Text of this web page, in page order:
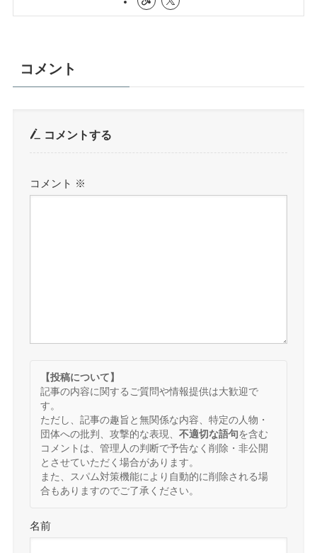
コメント
コメントする
コメント ※
【投稿について】
記事の内容に関するご質問や情報提供は大歓迎で
す。
ただし、記事の趣旨と無関係な内容、特定の人物・
団体への批判、攻撃的な表現、 不適切な語句を含む
コメントは、管理人の判断で予告なく削除・非公開
とさせていただく場合があります。
また、スパム対策機能により自動的に削除される場
合もありますのでご了承ください。
名前